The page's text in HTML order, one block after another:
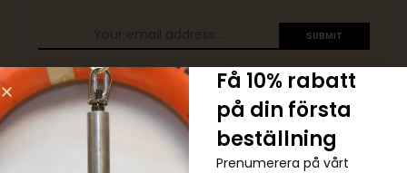
TAGS
Få 10% rabatt
på din första
beställning
Prenumerera på vårt